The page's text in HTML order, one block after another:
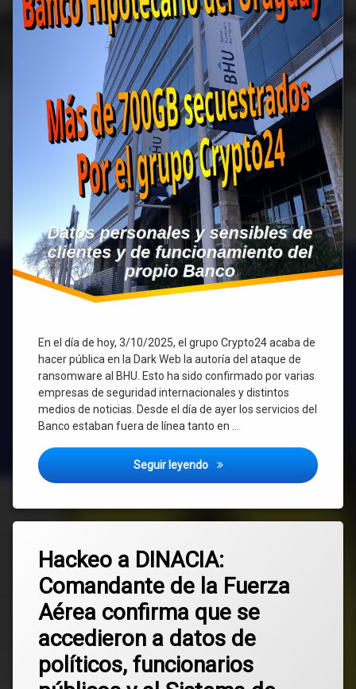
En el día de hoy, 3/10/2025, el grupo Crypto24 acaba de
hacer pública en la Dark Web la autoría del ataque de
ransomware al BHU. Esto ha sido confirmado por varias
empresas de seguridad internacionales y distintos
medios de noticias. Desde el día de ayer los servicios del
Banco estaban fuera de línea tanto en …
Seguir leyendo Ciberataque al Banco
Hackeo a DINACIA:
Comandante de la Fuerza
Aérea confirma que se
accedieron a datos de
políticos, funcionarios
DINACIA
hackeo
Presidencia
Seguridad
Pública
un
comentario
en
Hackeo
a
DINACIA:
Comandante
la
Fuerza